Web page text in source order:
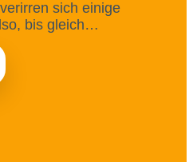
sich einige
bis gleich…